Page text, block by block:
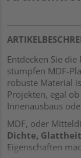
Entdecken Sie
stumpfen MDF-
robuste Material
Projekten, egal
Innenausbaus
MDF, oder
Dichte,
Eigenschaften